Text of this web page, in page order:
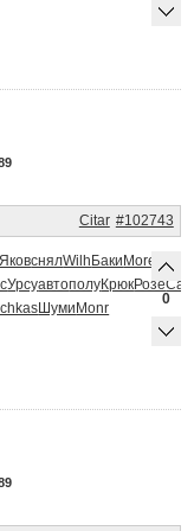
#102743
Citar
ЯковснялWilhБакиMore Euro
УрсуавтополуКрюкРозе
ШумиMonr
0